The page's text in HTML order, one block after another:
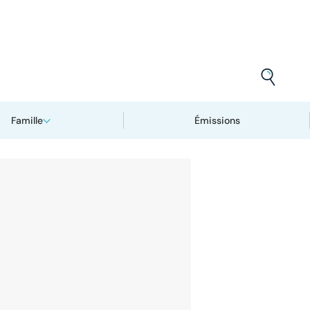
Famille Émissions